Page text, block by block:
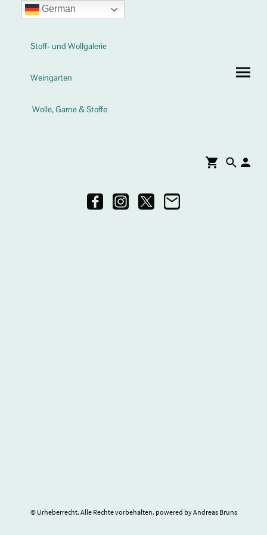
Stoff- und Wollgalerie
Weingarten
Wolle, Garne & Stoffe
© Urheberrecht. Alle Rechte vorbehalten. powered by Andreas Bruns
German